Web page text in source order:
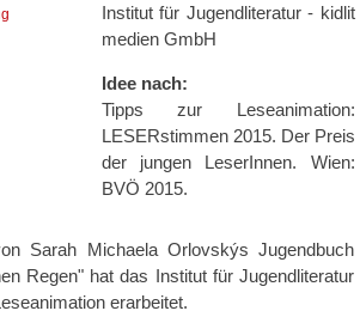
Institut für Jugendliteratur - kidlit
medien GmbH
Idee nach:
Tipps zur Leseanimation:
LESERstimmen 2015. Der Preis
der jungen LeserInnen. Wien:
BVÖ 2015.
Sarah Michaela Orlovskýs Jugendbuch
Regen" hat das Institut für Jugendliteratur
erarbeitet.